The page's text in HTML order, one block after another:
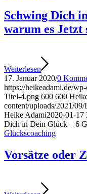
Schwing Dich
warum es Jetzt
Weiterlesen
17. Januar 2020/0
https://heikeadami.de/
Titel-4.png 600 600
content/uploads/2021/
Heike Adami2020-01-17
Dich in Dein Glück – 6
Glückscoaching
Vorsätze oder